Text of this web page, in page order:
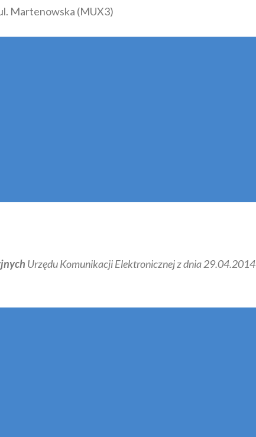
Martenowska (MUX3)
Urzędu Komunikacji Elektronicznej z dnia 29.04.2014